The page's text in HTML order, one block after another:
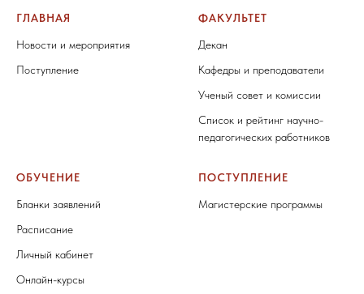
ГЛАВНАЯ
Новости и мероприятия
Поступление
ФАКУЛЬТЕТ
Декан
Кафедры и преподаватели
Ученый совет и комиссии
Список и рейтинг научно-
педагогических работников
ОБУЧЕНИЕ
Бланки заявлений
Расписание
Личный кабинет
Онлайн-курсы
ПОСТУПЛЕНИЕ
Магистерские программы